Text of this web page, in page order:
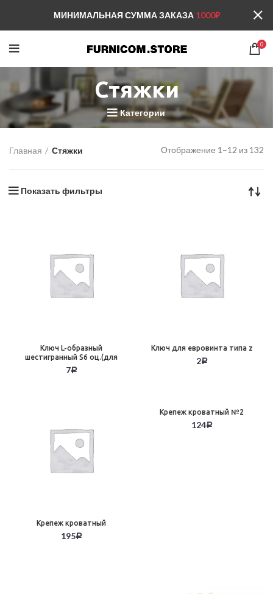
0
Стяжки
Категории
Главная Стяжки Отображение 1–12 из 132
Показать фильтры
Ключ L-образный
шестигранный S6 оц.(для
опор)
7Р
Ключ для евровинта типа z
2Р
Крепеж кроватный
195Р
Крепеж кроватный №2
124Р
МИНИМАЛЬНАЯ СУММА ЗАКАЗА 1000₽